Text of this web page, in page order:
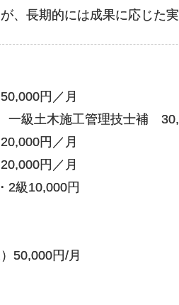
、長期的には成果に応じた
円／月
級土木施工管理技士補
円／月
円／月
2級10,000円
円/月